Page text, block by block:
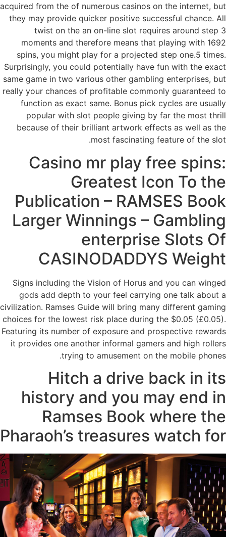
acquired from the of numerous casinos on the internet, but
they may provide quicker positive successful chance. All
twist on the an on-line slot requires around step 3
moments and therefore means that playing with 1692
spins, you might play for a projected step one.5 times.
Surprisingly, you could potentially have fun with the exact
same game in two various other gambling enterprises, but
really your chances of profitable commonly guaranteed to
function as exact same. Bonus pick cycles are usually
popular with slot people giving by far the most thrill
because of their brilliant artwork effects as well as the
most fascinating feature of the slot.
Casino mr play free spins:
Greatest Icon To the
Publication – RAMSES Book
Larger Winnings – Gambling
enterprise Slots Of
CASINODADDYS Weight
Signs including the Vision of Horus and you can winged
gods add depth to your feel carrying one talk about a
civilization. Ramses Guide will bring many different gaming
choices for the lowest risk place during the $0.05 (£0.05).
Featuring its number of exposure and prospective rewards
it provides one another informal gamers and high rollers
trying to amusement on the mobile phones.
Hitch a drive back in its
history and you may end in
Ramses Book where the
Pharaoh’s treasures watch for